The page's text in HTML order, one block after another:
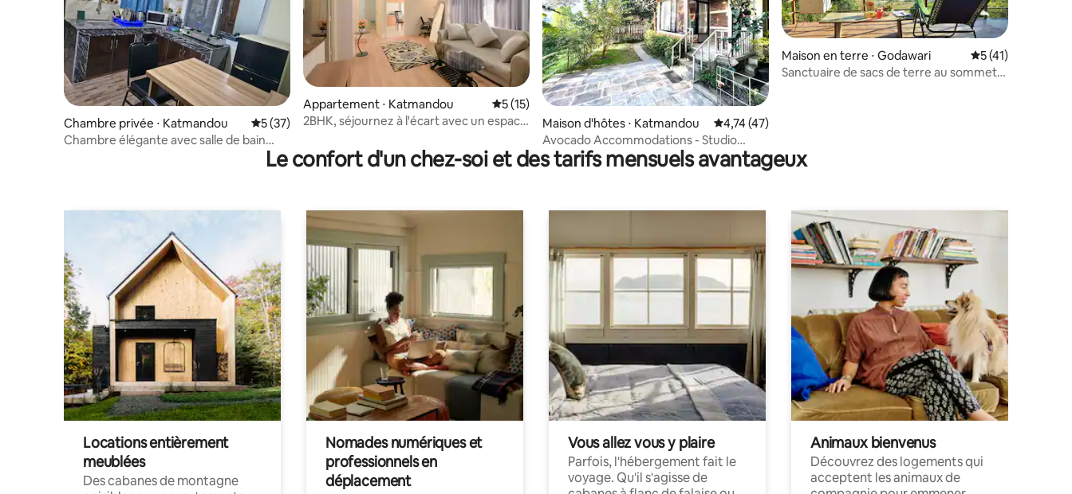
Chambre privée ⋅ Katmandou Évaluation moyenne sur la base de 37 commentaires : 5 sur 5
5 (37)
Chambre élégante avec salle de bain
Appartement ⋅ Katmandou Évaluation moyenne sur la base de 15 commentaires : 5 sur 5
5 (15)
2BHK, séjournez à l'écart avec un espace
Maison d'hôtes ⋅ Katmandou Évaluation moyenne sur la base de 47 commentaires : 4,74 sur 5
4,74 (47)
Avocado Accommodations - Studio
confortable (3 lits)
Maison en terre ⋅ Godawari Évaluation
5 (41)
Sanctuaire de sacs de terre au sommet
Le confort d'un chez-soi et des tarifs mensuels avantageux
Locations entièrement
meublées
Des cabanes de montagne
Nomades numériques et
professionnels en
déplacement
Vous allez vous y plaire
Parfois, l'hébergement fait le
voyage. Qu'il s'agisse de
Animaux bienvenus
Découvrez des logements qui
acceptent les animaux de